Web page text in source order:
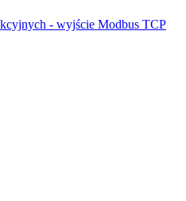
- wyjście Modbus TCP